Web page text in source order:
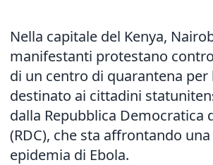
Nella capitale del Kenya,
manifestanti protestano
di un centro di quarantena per
destinato ai cittadini
dalla Repubblica Democratica
(RDC), che sta affrontando
epidemia di Ebola.